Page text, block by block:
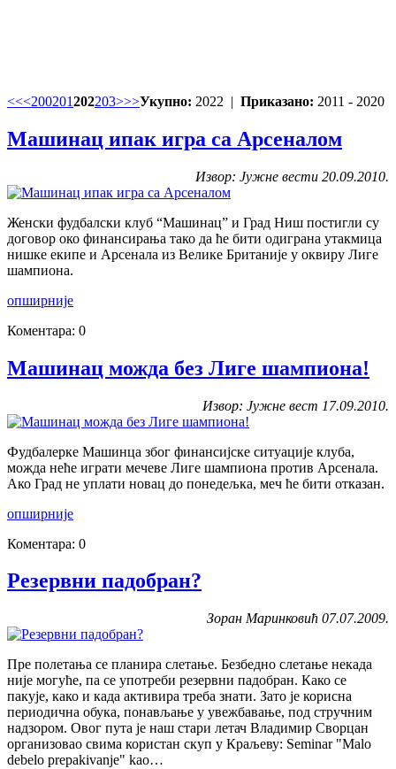
<<<200201202203>>>Укупно: 2022 | Приказано: 2011 - 2020
Машинац ипак игра са Арсеналом
Извор: Јужне вести 20.09.2010.
Женски фудбалски клуб “Машинац” и Град Ниш постигли су
договор око финансирања тако да ће бити одиграна утакмица
нишке екипе и Арсенала из Велике Британије у оквиру Лиге
шампиона.
опширније
Коментара: 0
Машинац можда без Лиге шампиона!
Извор: Јужне вест 17.09.2010.
Фудбалерке Машинца због финансијске ситуације клуба,
можда неће играти мечеве Лиге шампиона против Арсенала.
Ако Град не уплати новац до понедељка, меч ће бити отказан.
опширније
Коментара: 0
Резервни падобран?
Зоран Маринковић 07.07.2009.
Пре полетања се планира слетање. Безбедно слетање некада
није могуће, па се употреби резервни падобран. Како се
пакује, како и када активира треба знати. Зато је корисна
периодична обука, понављање у увежбавање, под стручним
надзором. Овог пута је наш стари летач Владимир Сворцан
организовао свима користан скуп у Краљеву: Seminar "Malo
debelo prepakivanje" kao…